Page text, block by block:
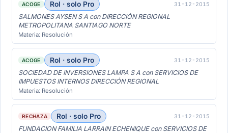
ACOGE Rol · solo Pro 31-12-2015
SALMONES AYSEN S A con DIRECCIÓN REGIONAL
METROPOLITANA SANTIAGO NORTE
Materia: Resolución
ACOGE Rol · solo Pro 31-12-2015
SOCIEDAD DE INVERSIONES LAMPA S A con SERVICIOS DE
IMPUESTOS INTERNOS DIRECCIÓN REGIONAL
Materia: Resolución
RECHAZA Rol · solo Pro 31-12-2015
FUNDACION FAMILIA LARRAIN ECHENIQUE con SERVICIOS DE